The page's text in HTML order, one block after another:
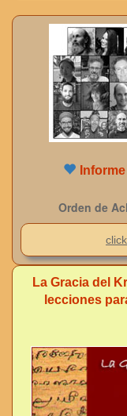
Orden de
La Gracia del
lecciones